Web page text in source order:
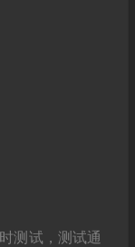
测试，测试通